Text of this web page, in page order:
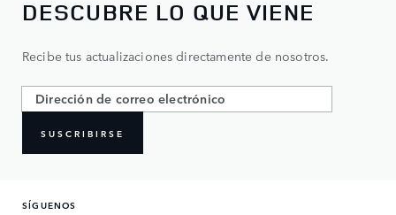
DESCUBRE LO QUE VIENE
Recibe tus actualizaciones directamente de nosotros.
SUSCRIBIRSE
SÍGUENOS